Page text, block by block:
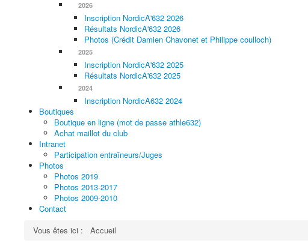
2026
Inscription NordicA'632 2026
Résultats NordicA'632 2026
Photos (Crédit Damien Chavonet et Philippe coulloch)
2025
Inscription NordicA'632 2025
Résultats NordicA'632 2025
2024
Inscription NordicA632 2024
Boutiques
Boutique en ligne (mot de passe athle632)
Achat maillot du club
Intranet
Participation entraîneurs/Juges
Photos
Photos 2019
Photos 2013-2017
Photos 2009-2010
Contact
Vous êtes ici :
Accueil